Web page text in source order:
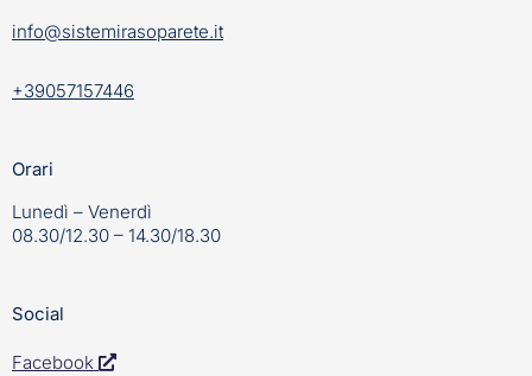
info@sistemirasoparete.it
+39057157446
Orari
Lunedì – Venerdì
08.30/12.30 – 14.30/18.30
Social
Facebook